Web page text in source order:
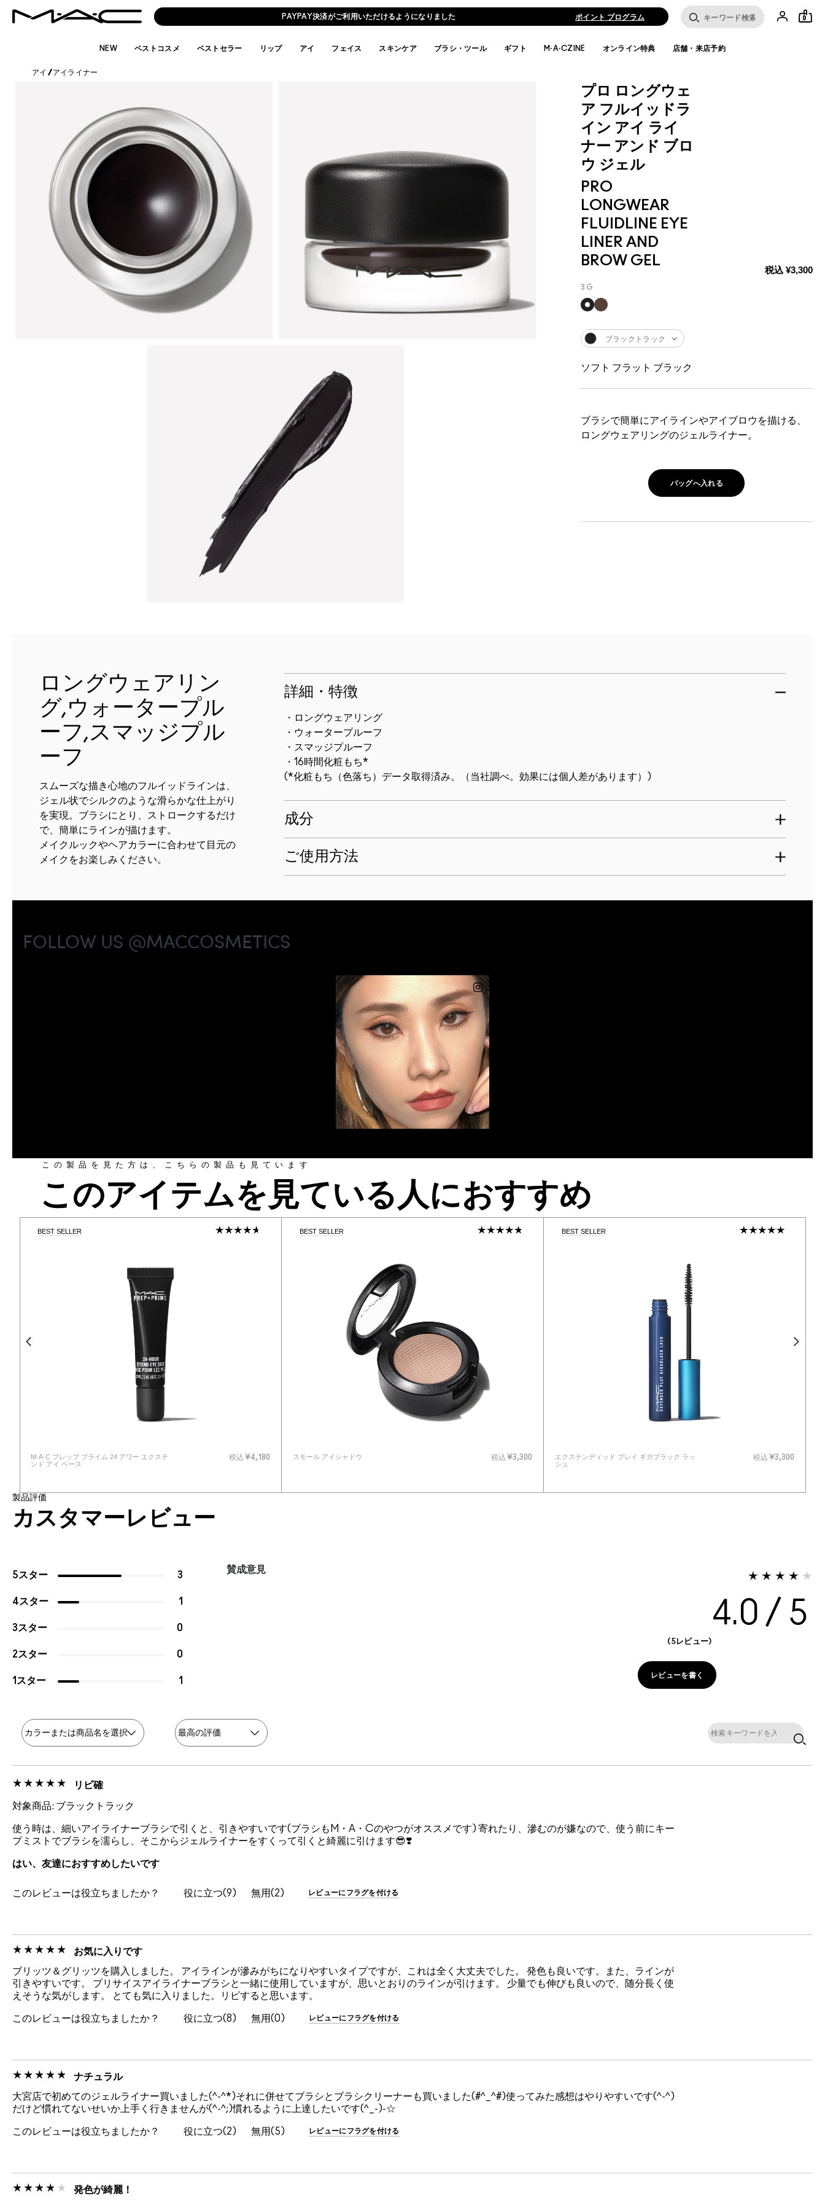
M·A·C のデコリップ💄無料で自分だけのリップをデザイン ポイント プログラム 0
NEW ベストコスメ ベストセラー リップ アイ フェイス スキンケア ブラシ・ツール ギフト M·A·CZINE オンライン特典 店舗・来店予約
アイ /アイライナー
プロ ロングウェ
ア フルイッドラ
イン アイ ライ
ナー アンド ブロ
ウ ジェル
PRO
LONGWEAR
FLUIDLINE EYE
LINER AND
BROW GEL
税込 ¥3,300
3 G
ブラシで簡単にアイラインやアイブロウを描ける、
ロングウェアリングのジェルライナー。
ブラックトラック
ソフト フラット ブラック
バッグへ入れる
ロングウェアリン
グ,ウォータープル
ーフ,スマッジプル
ーフ
スムーズな描き心地のフルイッドラインは、
ジェル状でシルクのような滑らかな仕上がり
を実現。ブラシにとり、ストロークするだけ
で、簡単にラインが描けます。
メイクルックやヘアカラーに合わせて目元の
メイクをお楽しみください。
詳細・特徴
・ロングウェアリング
・ウォータープルーフ
・スマッジプルーフ
・16時間化粧もち*
(*化粧もち（色落ち）データ取得済み。（当社調べ。効果には個人差があります）)
成分
ご使用方法
この製品を見た方は、こちらの製品も見ています
このアイテムを見ている人におすすめ
BEST SELLER
M·A·C プレップ プライム 24 アワー エクステ
ンド アイ ベース
税込 ¥4,180
BEST SELLER
スモール アイシャドウ 税込 ¥3,300
BEST SELLER
エクステンディッド プレイ ギガブラック ラッ
シュ
税込 ¥3,300
製品評価
カスタマーレビュー
5スター 3
4スター 1
3スター 0
2スター 0
1スター 1
賛成意見
4.0
5レビュー
レビューを書く
リピ確
対象商品: ブラックトラック
使う時は、細いアイライナーブラシで引くと、引きやすいです(ブラシもM・A・Cのやつがオススメです) 寄れたり、滲むのが嫌なので、使う前にキー
プミストでブラシを濡らし、そこからジェルライナーをすくって引くと綺麗に引けます😎❣️
はい、友達におすすめしたいです
このレビューは役立ちましたか？ 9 2 レビューにフラグを付ける
お気に入りです
ブリッツ＆グリッツを購入しました。 アイラインが滲みがちになりやすいタイプですが、これは全く大丈夫でした。 発色も良いです。また、ラインが
引きやすいです。 プリサイスアイライナーブラシと一緒に使用していますが、思いとおりのラインが引けます。 少量でも伸びも良いので、随分長く使
えそうな気がします。 とても気に入りました。リピすると思います。
このレビューは役立ちましたか？ 8 0 レビューにフラグを付ける
ナチュラル
大宮店で初めてのジェルライナー買いました(^-^*)それに併せてブラシとブラシクリーナーも買いました(#^_^#)使ってみた感想はやりやすいです(^-^)
だけど慣れてないせいか上手く行きませんが(^-^;)慣れるように上達したいです(^_-)-☆
このレビューは役立ちましたか？ 2 5 レビューにフラグを付ける
発色が綺麗！